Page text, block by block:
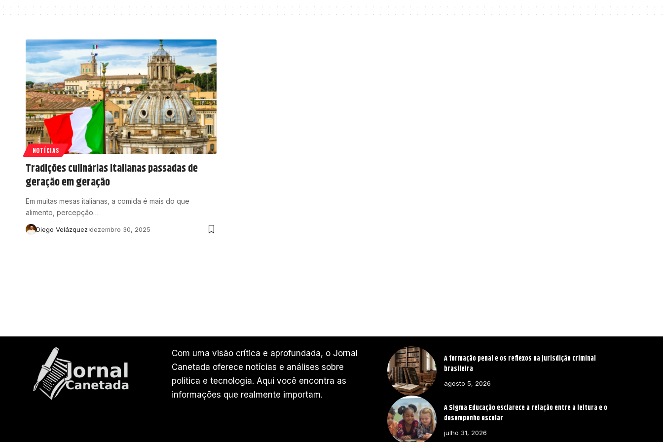
NOTÍCIAS
Tradições culinárias italianas passadas de
geração em geração
Em muitas mesas italianas, a comida é mais do que
alimento, percepção…
Diego Velázquez dezembro 30, 2025
Com uma visão crítica e aprofundada, o Jornal
Canetada oferece notícias e análises sobre
política e tecnologia. Aqui você encontra as
informações que realmente importam.
A formação penal e os reflexos na jurisdição criminal
brasileira
agosto 5, 2026
A Sigma Educação esclarece a relação entre a leitura e o
desempenho escolar
julho 31, 2026